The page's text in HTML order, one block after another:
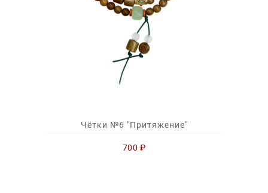
Чётки №6 "Притяжение"
700 ₽